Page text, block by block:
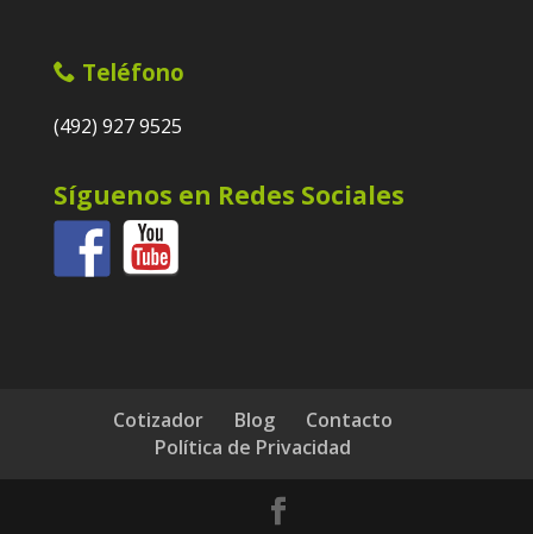
Teléfono
(492) 927 9525
Síguenos en Redes Sociales
Cotizador Blog
Contacto
Política de Privacidad